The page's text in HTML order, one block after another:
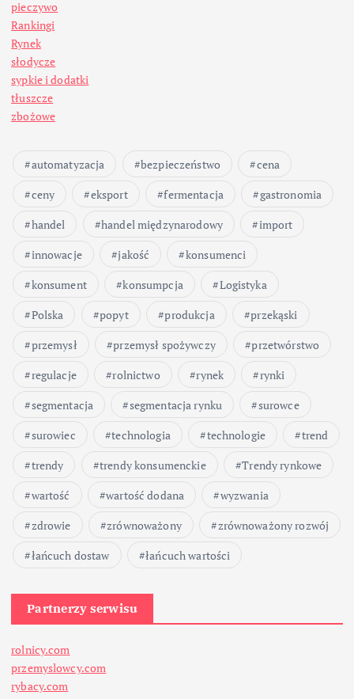
pieczywo
Rankingi
Rynek
słodycze
sypkie i dodatki
tłuszcze
zbożowe
automatyzacja bezpieczeństwo
cena
ceny
eksport fermentacja
gastronomia
handel
handel międzynarodowy
import
innowacje
jakość
konsumenci
konsument
konsumpcja
Logistyka
Polska
popyt produkcja
przekąski
przemysł
przemysł spożywczy
przetwórstwo
regulacje
rolnictwo rynek
rynki
segmentacja
segmentacja rynku
surowce
surowiec
technologia technologie
trend
trendy
trendy konsumenckie
Trendy rynkowe
wartość
wartość dodana
wyzwania
zdrowie
zrównoważony
zrównoważony rozwój
łańcuch dostaw
łańcuch wartości
Partnerzy serwisu
rolnicy.com
przemyslowcy.com
rybacy.com